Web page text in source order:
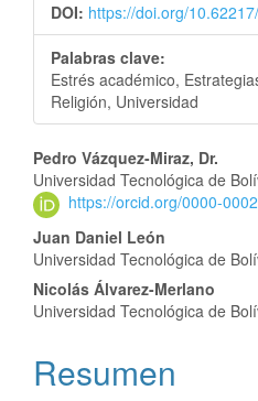
DOI: https://doi.org/
Palabras clave:
Estrés académico,
Religión, Universidad
Pedro Vázquez-Miraz, Dr.
Universidad Tecnológica de
https://orcid.org/0000-
Juan Daniel León
Universidad Tecnológica de
Nicolás Álvarez-Merlano
Universidad Tecnológica de
Resumen